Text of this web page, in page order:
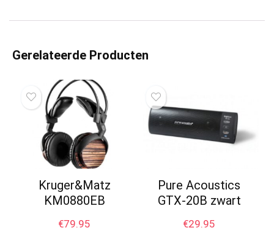
Gerelateerde Producten
Kruger&Matz
KM0880EB
€79.95
Pure Acoustics
GTX-20B zwart
€29.95